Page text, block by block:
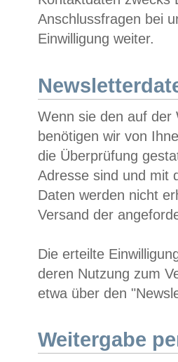
Anschlussfragen bei
Einwilligung weiter.
Wenn sie den auf der
benötigen wir von
die Überprüfung
Adresse sind und mit
Daten werden nicht
Versand der
Die erteilte
deren Nutzung zum
etwa über den
Weitergabe